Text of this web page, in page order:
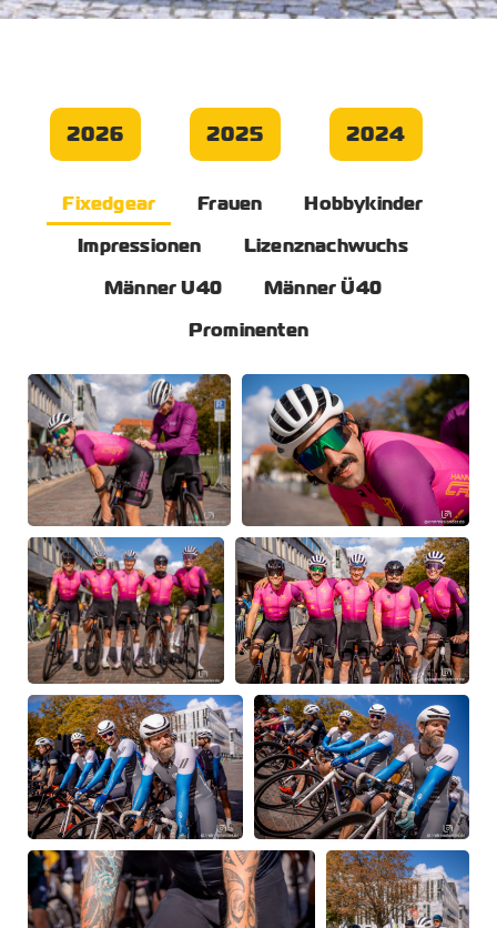
2026 2025 2024
Fixedgear Frauen
Hobbykinder
Impressionen
Lizenznachwuchs
Männer U40
Männer Ü40
Prominenten